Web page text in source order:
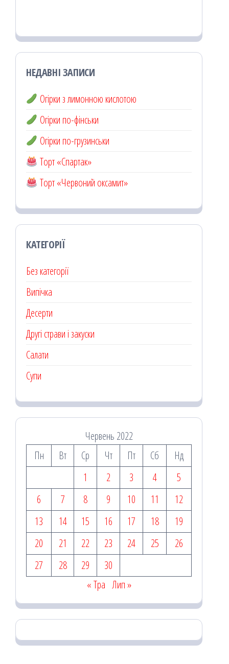
НЕДАВНІ ЗАПИСИ
Огірки з лимонною кислотою
Огірки по-фінськи
Огірки по-грузинськи
Торт «Спартак»
Торт «Червоний оксамит»
КАТЕГОРІЇ
Без категорії
Випічка
Десерти
Другі страви і закуски
Салати
Супи
Червень 2022
Пн
Вт Ср Чт Пт Сб
Нд
1
2 3 4
5
6
7 8 9 10 11
12
13
14 15 16 17 18
19
20
21 22 23 24 25
26
27
28 29
30
« Тра Лип »